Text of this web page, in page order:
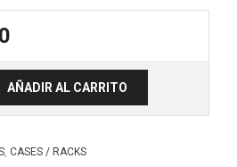
MARK cantidad
AÑADIR AL CARRITO
CASES / RACKS